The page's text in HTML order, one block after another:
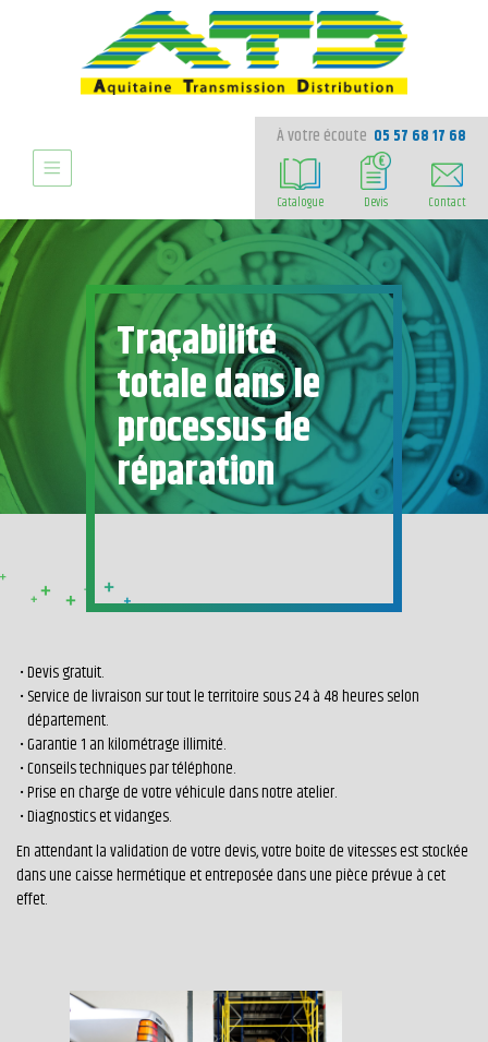
À votre écoute 05 57 68 17 68
Catalogue Devis Contact
Traçabilité
totale dans le
processus de
réparation
Devis gratuit.
Service de livraison sur tout le territoire sous 24 à 48 heures selon
département.
Garantie 1 an kilométrage illimité.
Conseils techniques par téléphone.
Prise en charge de votre véhicule dans notre atelier.
Diagnostics et vidanges.
En attendant la validation de votre devis, votre boite de vitesses est stockée
dans une caisse hermétique et entreposée dans une pièce prévue à cet
effet.